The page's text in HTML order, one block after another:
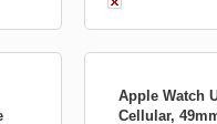
Apple Watch
Cellular,